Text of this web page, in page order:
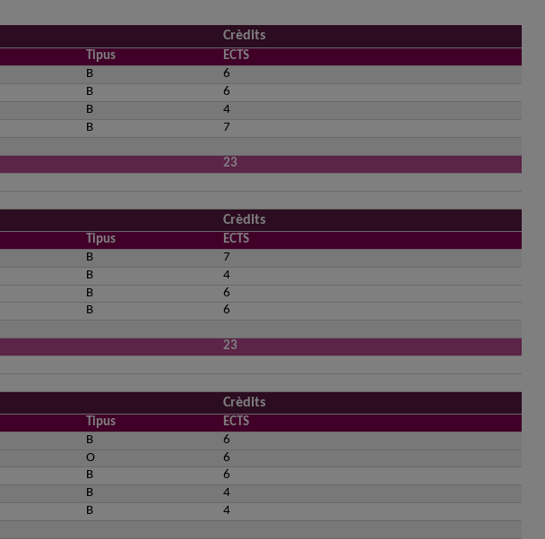
Crèdits
Tipus
ECTS
B
6
B
6
B
4
B 7
23
Crèdits
Tipus
ECTS
B
7
B
4
B
6
B 6
23
Crèdits
Tipus
ECTS
B
6
O
6
B
6
B
4
B 4